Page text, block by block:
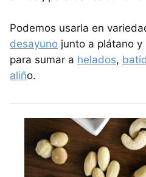
Podemos usarla en
desayuno junto a plátano
para sumar a helados,
aliño.